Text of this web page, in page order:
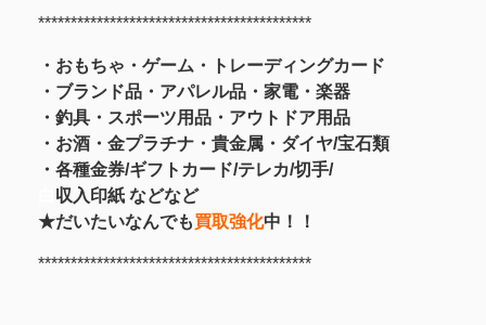
******************************************
・おもちゃ・ゲーム・トレーディングカード
・ブランド品・アパレル品・家電・楽器
・釣具・スポーツ用品・アウトドア用品
・お酒・金プラチナ・貴金属・ ダイヤ/宝石類
・各種金券/ギフトカード/テレカ/切手/
収入印紙 などなど
★だいたいなんでも買取強化中！！
******************************************